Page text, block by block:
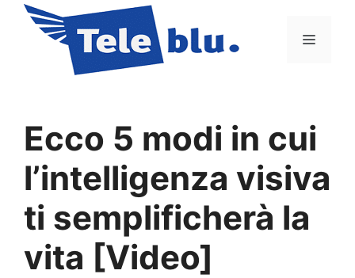
contenuto
Menu
Ecco 5 modi in cui
l’intelligenza visiva
ti semplificherà la
vita [Video]